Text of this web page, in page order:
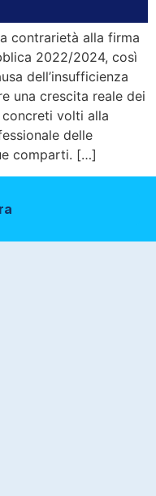
contrarietà alla firma
2022/2024, così
dell’insufficienza
una crescita reale dei
concreti volti alla
delle
comparti. […]